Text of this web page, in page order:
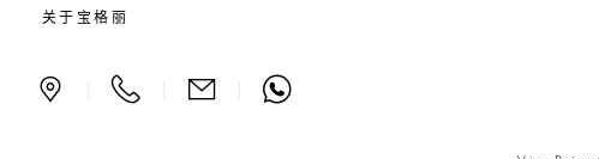
An Emperor’s Jewel - The
关于宝格丽